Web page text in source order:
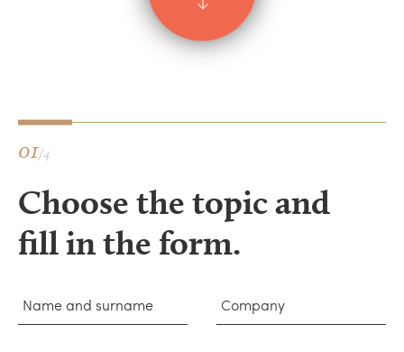
01/4
Choose the topic and
fill in the form.
Name and surname Company